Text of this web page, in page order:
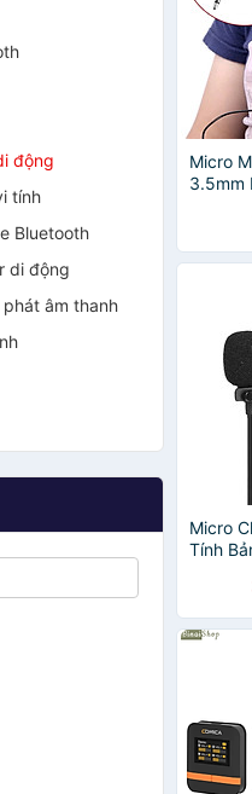
động
tính
Bluetooth
di động
âm thanh
Micro
3.5mm
Giảng
Micro
Tính
Tương
Điện
hãng